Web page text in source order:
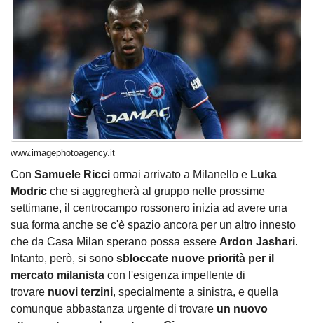
www.imagephotoagency.it
Con Samuele Ricci ormai arrivato a Milanello e Luka
Modric che si aggregherà al gruppo nelle prossime
settimane, il centrocampo rossonero inizia ad avere una
sua forma anche se c'è spazio ancora per un altro innesto
che da Casa Milan sperano possa essere Ardon Jashari.
Intanto, però, si sono sbloccate nuove priorità per il
mercato milanista con l'esigenza impellente di
trovare nuovi terzini, specialmente a sinistra, e quella
comunque abbastanza urgente di trovare un nuovo